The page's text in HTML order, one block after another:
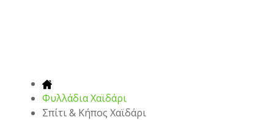
Φυλλάδια Χαϊδάρι
Σπίτι & Κήπος Χαϊδάρι